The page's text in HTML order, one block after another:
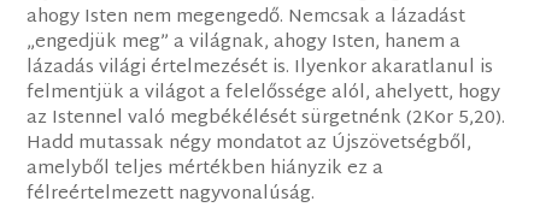
ahogy Isten nem megengedő. Nemcsak a lázadást
„engedjük meg” a világnak, ahogy Isten, hanem a
lázadás világi értelmezését is. Ilyenkor akaratlanul is
felmentjük a világot a felelőssége alól, ahelyett, hogy
az Istennel való megbékélését sürgetnénk (2Kor 5,20).
Hadd mutassak négy mondatot az Újszövetségből,
amelyből teljes mértékben hiányzik ez a
félreértelmezett nagyvonalúság.